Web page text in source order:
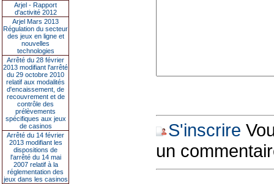
Arjel - Rapport
d'activité 2012
Arjel Mars 2013
Régulation du secteur
des jeux en ligne et
nouvelles
technologies
Arrêté du 28 février
2013 modifiant l'arrêté
du 29 octobre 2010
relatif aux modalités
d'encaissement, de
recouvrement et de
contrôle des
prélèvements
spécifiques aux jeux
de casinos
Arrêté du 14 février
2013 modifiant les
dispositions de
l'arrêté du 14 mai
2007 relatif à la
réglementation des
jeux dans les casinos
S'inscrire
un